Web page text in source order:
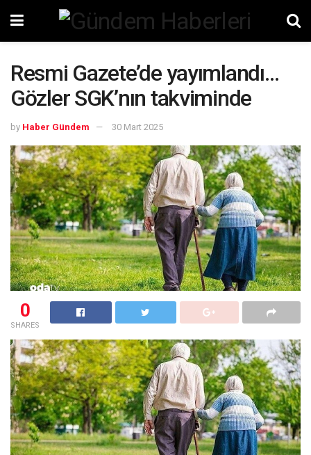
Resmi Gazete’de yayımlandı…
Gözler SGK’nın takviminde
by Haber Gündem 30 Mart 2025
0
SHARES